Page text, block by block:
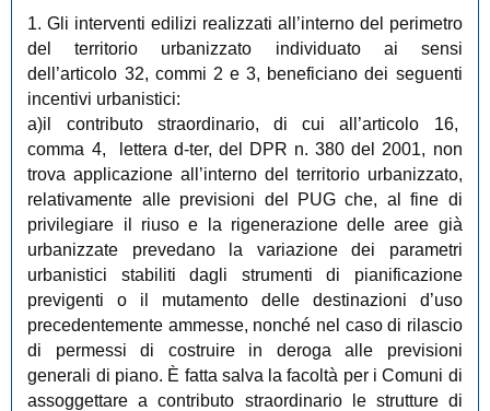
1. Gli interventi edilizi realizzati all’interno del perimetro
del territorio urbanizzato individuato ai sensi
dell’articolo 32, commi 2 e 3, beneficiano dei seguenti
incentivi urbanistici:
a)il contributo straordinario, di cui all’articolo 16,
comma 4, lettera d-ter, del DPR n. 380 del 2001, non
trova applicazione all’interno del territorio urbanizzato,
relativamente alle previsioni del PUG che, al fine di
privilegiare il riuso e la rigenerazione delle aree già
urbanizzate prevedano la variazione dei parametri
urbanistici stabiliti dagli strumenti di pianificazione
previgenti o il mutamento delle destinazioni d’uso
precedentemente ammesse, nonché nel caso di rilascio
di permessi di costruire in deroga alle previsioni
generali di piano. È fatta salva la facoltà per i Comuni di
assoggettare a contributo straordinario le strutture di